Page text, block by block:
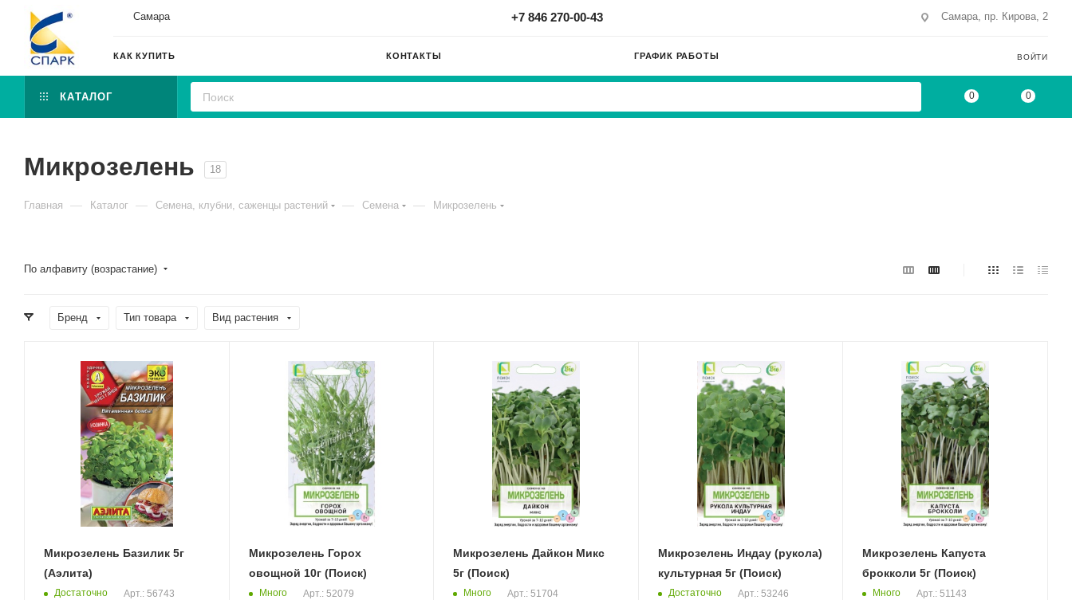
Самара +7 846 270-00-43 Самара, пр. Кирова, 2
КАК КУПИТЬ КОНТАКТЫ ГРАФИК РАБОТЫ ВОЙТИ
КАТАЛОГ 0 0
Микрозелень 18
Главная — Каталог — Семена, клубни, саженцы растений — Семена — Микрозелень
По алфавиту (возрастание)
Бренд Тип товара Вид растения
Микрозелень Базилик 5г
(Аэлита)
Достаточно Арт.: 56743
Микрозелень Горох
овощной 10г (Поиск)
Много Арт.: 52079
Микрозелень Дайкон Микс
5г (Поиск)
Много Арт.: 51704
Микрозелень Индау (рукола)
культурная 5г (Поиск)
Достаточно Арт.: 53246
Микрозелень Капуста
брокколи 5г (Поиск)
Много Арт.: 51143